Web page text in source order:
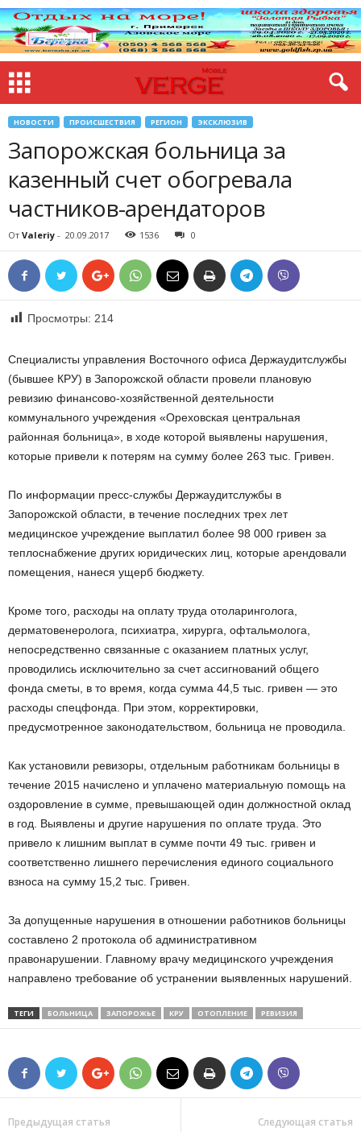
НОВОСТИ ПРОИСШЕСТВИЯ РЕГИОН ЭКСКЛЮЗИВ
Запорожская больница за
казенный счет обогревала
частников-арендаторов
От Valeriy - 20.09.2017 1536 0
Просмотры: 214
Специалисты управления Восточного офиса Держаудитслужбы
(бывшее КРУ) в Запорожской области провели плановую
ревизию финансово-хозяйственной деятельности
коммунального учреждения «Ореховская центральная
районная больница», в ходе которой выявлены нарушения,
которые привели к потерям на сумму более 263 тыс. Гривен.
По информации пресс-службы Держаудитслужбы в
Запорожской области, в течение последних трех лет
медицинское учреждение выплатил более 98 000 гривен за
теплоснабжение других юридических лиц, которые арендовали
помещения, нанеся ущерб бюджету.
Кроме того, расходы на оплату труда отоларинголога,
дерматовенеролога, психиатра, хирурга, офтальмолога,
непосредственно связанные с оказанием платных услуг,
проводились исключительно за счет ассигнований общего
фонда сметы, в то время, когда сумма 44,5 тыс. гривен — это
расходы спецфонда. При этом, корректировки,
предусмотренное законодательством, больница не проводила.
Как установили ревизоры, отдельным работникам больницы в
течение 2015 начислено и уплачено материальную помощь на
оздоровление в сумме, превышающей один должностной оклад
в год. Выявлены и другие нарушения по оплате труда. Это
привело к лишним выплат в сумме почти 49 тыс. гривен и
соответственно лишнего перечисления единого социального
взноса на сумму 15,2 тыс. Гривен.
За допущенные нарушения в отношении работников больницы
составлено 2 протокола об административном
правонарушении. Главному врачу медицинского учреждения
направлено требование об устранении выявленных нарушений.
ТЕГИ БОЛЬНИЦА ЗАПОРОЖЬЕ КРУ ОТОПЛЕНИЕ РЕВИЗИЯ
Предыдущая статья Следующая статья